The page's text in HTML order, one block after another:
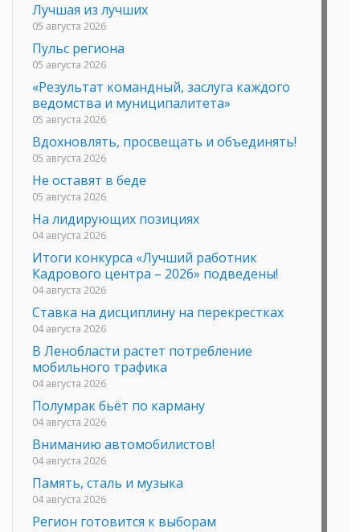
Лучшая из лучших
05 августа 2026
Пульс региона
05 августа 2026
«Результат командный, заслуга каждого
ведомства и муниципалитета»
05 августа 2026
Вдохновлять, просвещать и объединять!
05 августа 2026
Не оставят в беде
05 августа 2026
На лидирующих позициях
04 августа 2026
Итоги конкурса «Лучший работник
Кадрового центра – 2026» подведены!
04 августа 2026
Ставка на дисциплину на перекрестках
04 августа 2026
В Ленобласти растет потребление
мобильного трафика
04 августа 2026
Полумрак бьёт по карману
04 августа 2026
Вниманию автомобилистов!
04 августа 2026
Память, сталь и музыка
04 августа 2026
Регион готовится к выборам